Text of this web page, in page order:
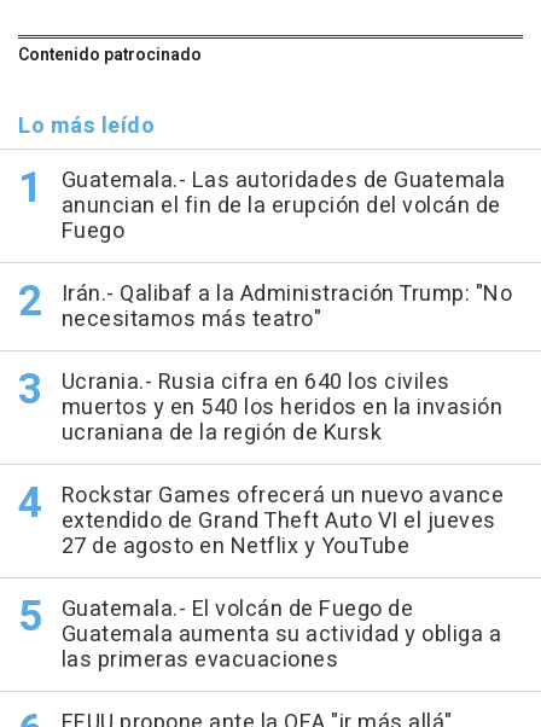
Contenido patrocinado
Lo más leído
Guatemala.- Las autoridades de Guatemala
anuncian el fin de la erupción del volcán de
Fuego
Irán.- Qalibaf a la Administración Trump: "No
necesitamos más teatro"
Ucrania.- Rusia cifra en 640 los civiles
muertos y en 540 los heridos en la invasión
ucraniana de la región de Kursk
Rockstar Games ofrecerá un nuevo avance
extendido de Grand Theft Auto VI el jueves
27 de agosto en Netflix y YouTube
Guatemala.- El volcán de Fuego de
Guatemala aumenta su actividad y obliga a
las primeras evacuaciones